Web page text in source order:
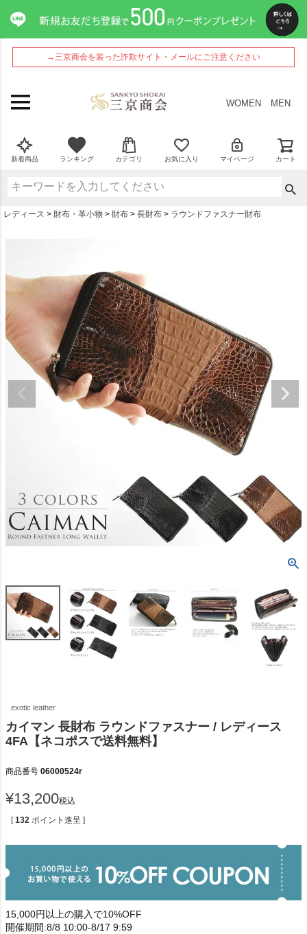
→三京商会を装った詐欺サイト・メールにご注意ください
WOMEN MEN
新着商品 ランキング カテゴリ お気に入り マイページ カート
レディース 財布・革小物 財布 長財布 ラウンドファスナー財布
exotic leather
カイマン 長財布 ラウンドファスナー / レディース
4FA【ネコポスで送料無料】
商品番号 06000524r
¥13,200税込
[ 132 ポイント進呈 ]
15,000円以上の購入で10%OFF
開催期間:8/8 10:00-8/17 9:59
ペー
ジト
ップ
へ